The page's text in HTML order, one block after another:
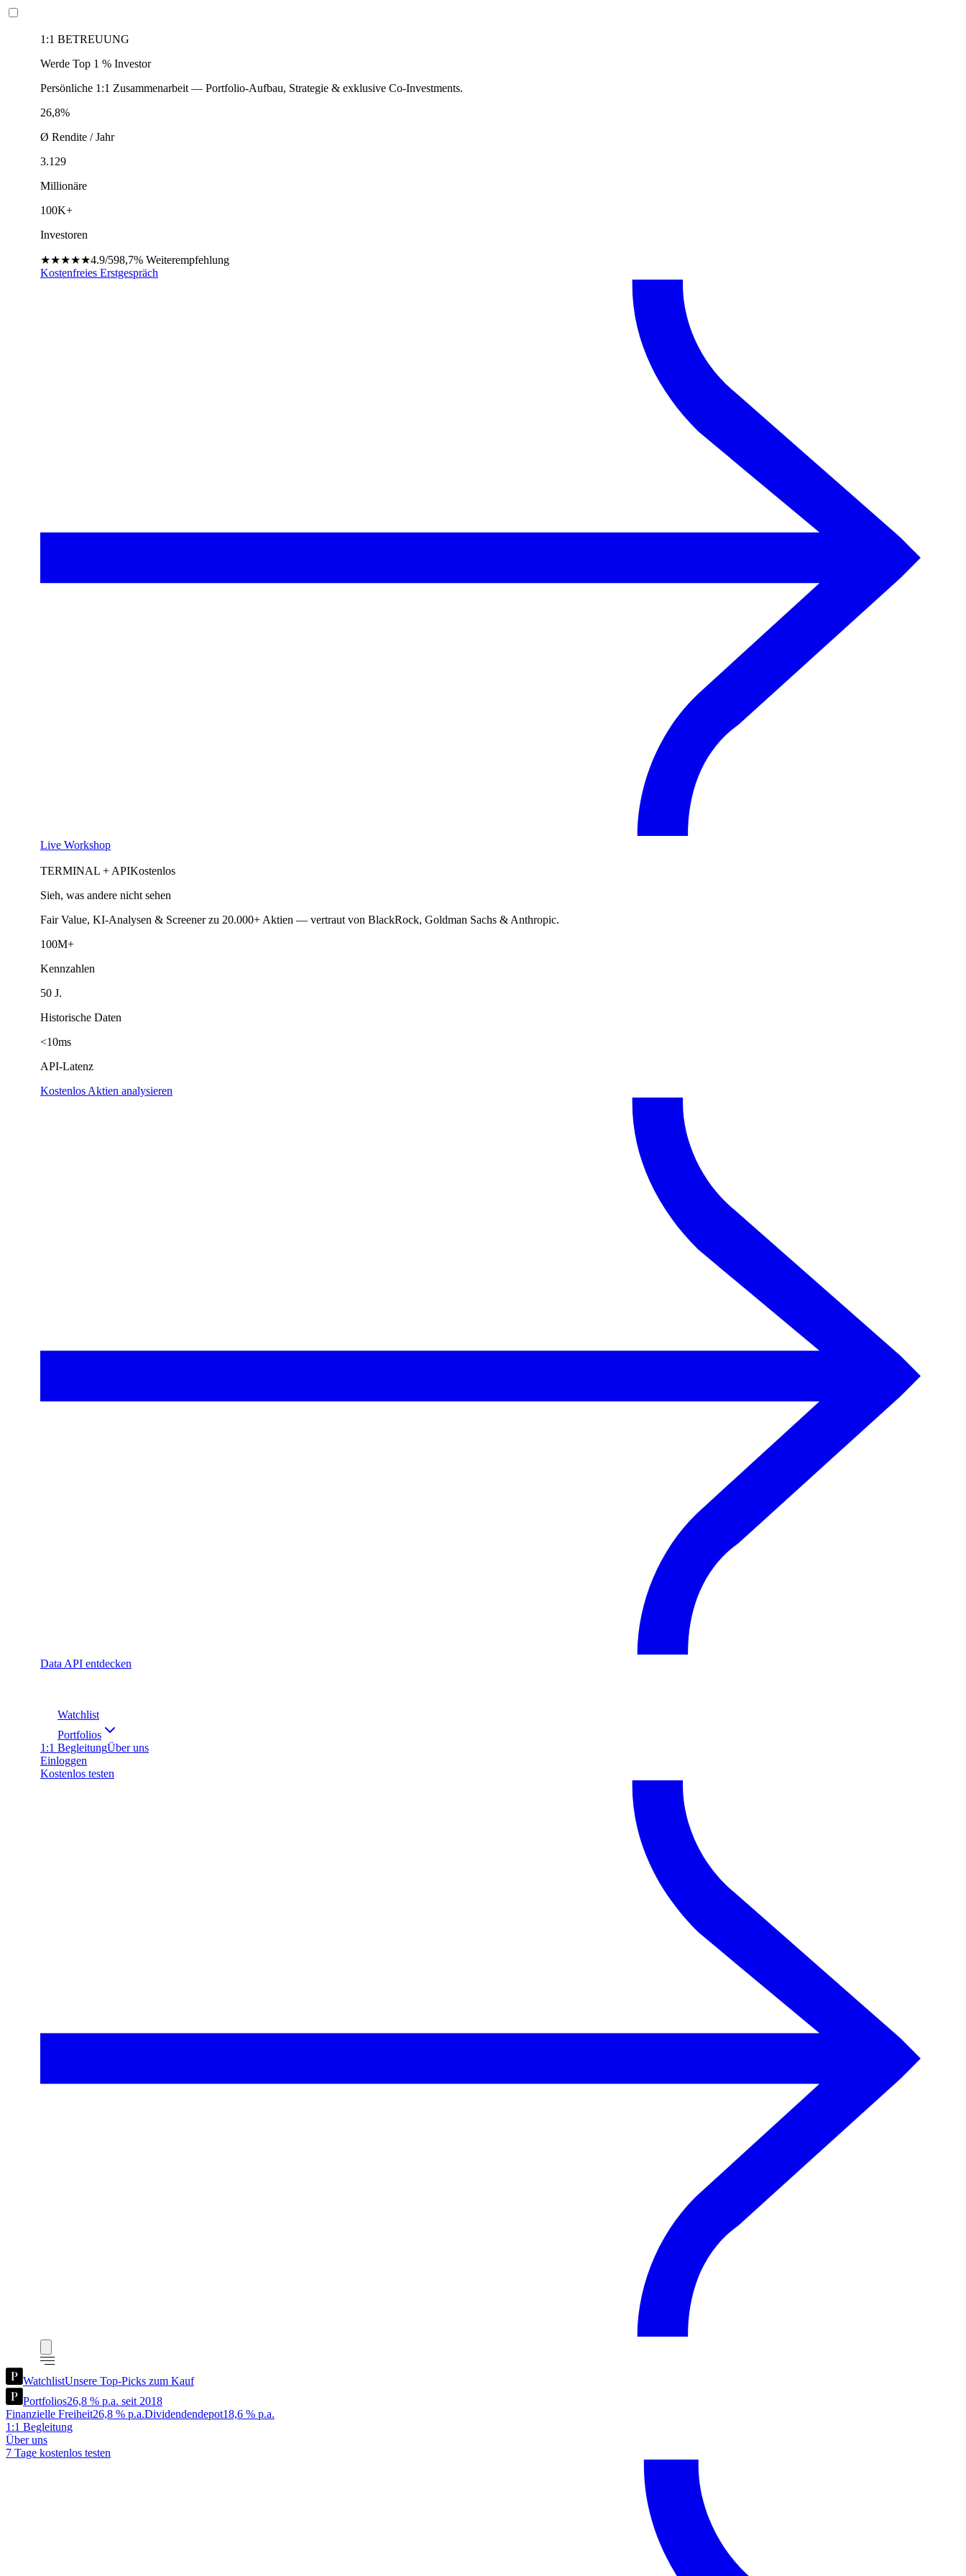
1:1 BETREUUNG
Werde Top 1 % Investor
Persönliche 1:1 Zusammenarbeit — Portfolio-Aufbau, Strategie & exklusive Co-Investments.
26,8%
Ø Rendite / Jahr
3.129
Millionäre
100K+
Investoren
★★★★★4.9/598,7% Weiterempfehlung
Kostenfreies Erstgespräch
Live Workshop
TERMINAL + APIKostenlos
Sieh, was andere nicht sehen
Fair Value, KI-Analysen & Screener zu 20.000+ Aktien — vertraut von BlackRock, Goldman Sachs & Anthropic.
100M+
Kennzahlen
50 J.
Historische Daten
<10ms
API-Latenz
Kostenlos Aktien analysieren
Data API entdecken
Watchlist
Portfolios
1:1 BegleitungÜber uns
Einloggen
Kostenlos testen
WatchlistUnsere Top-Picks zum Kauf
Portfolios26,8 % p.a. seit 2018
Finanzielle Freiheit26,8 % p.a.Dividendendepot18,6 % p.a.
1:1 Begleitung
Über uns
7 Tage kostenlos testen